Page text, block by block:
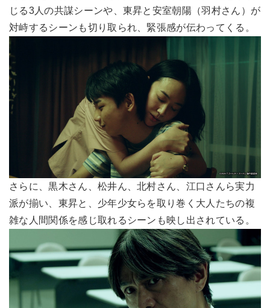
じる3人の共謀シーンや、東昇と安室朝陽（羽村さん）が
対峙するシーンも切り取られ、緊張感が伝わってくる。
さらに、黒木さん、松井ん、北村さん、江口さんら実力
派が揃い、東昇と、少年少女らを取り巻く大人たちの複
雑な人間関係を感じ取れるシーンも映し出されている。